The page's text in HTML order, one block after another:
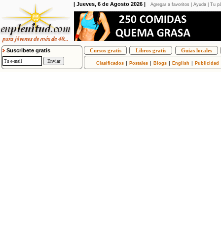
| Jueves, 6 de Agosto 2026 | Agregar a favoritos Ayuda Tu
Suscribete gratis Cursos gratis Libros gratis Guias locales
Clasificados | Postales | Blogs | English | Publicidad